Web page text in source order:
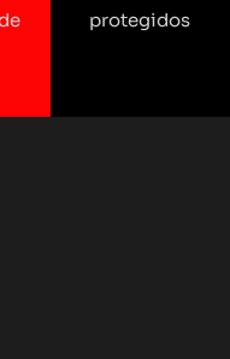
protegidos